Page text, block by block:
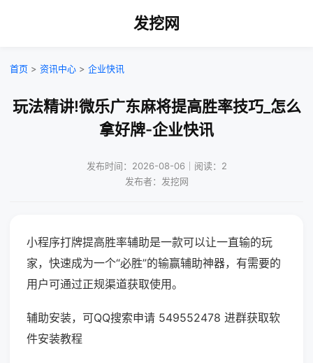
发挖网
首页 > 资讯中心 > 企业快讯
玩法精讲!微乐广东麻将提高胜率技巧_怎么
拿好牌-企业快讯
发布时间：2026-08-06｜阅读：2
发布者：发挖网
小程序打牌提高胜率辅助是一款可以让一直输的玩
家，快速成为一个“必胜”的输赢辅助神器，有需要的
用户可通过正规渠道获取使用。
辅助安装，可QQ搜索申请 549552478 进群获取软
件安装教程